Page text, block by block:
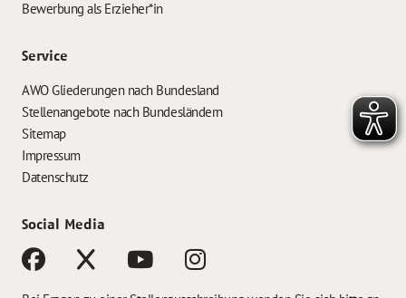
Bewerbung als Erzieher*in
Service
AWO Gliederungen nach Bundesland
Stellenangebote nach Bundesländern
Sitemap
Impressum
Datenschutz
Social Media